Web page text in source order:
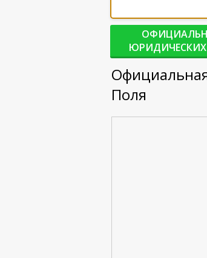
Поля